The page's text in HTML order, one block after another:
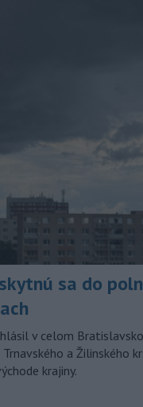
sa do
v celom
a Žilinského
krajiny.